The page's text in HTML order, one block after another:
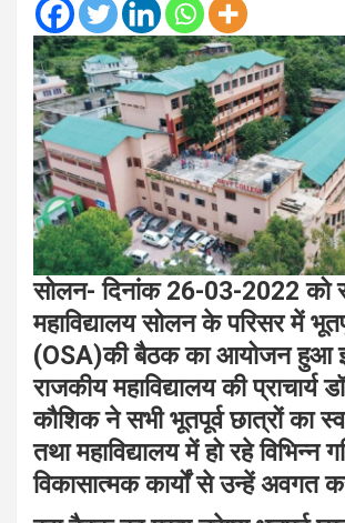
सोलन- दिनांक 26-03-2022 को
महाविद्यालय सोलन के परिसर में
(OSA)की बैठक का आयोजन हुआ
राजकीय महाविद्यालय की प्राचार्य
कौशिक ने सभी भूतपूर्व छात्रों का
तथा महाविद्यालय में हो रहे विभिन्न
विकासात्मक कार्यों से उन्हें अवगत